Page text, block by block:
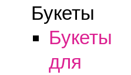
Букеты
Букеты
для